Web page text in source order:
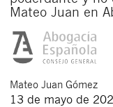
Mateo Juan en
Mateo Juan Gómez
13 de mayo de